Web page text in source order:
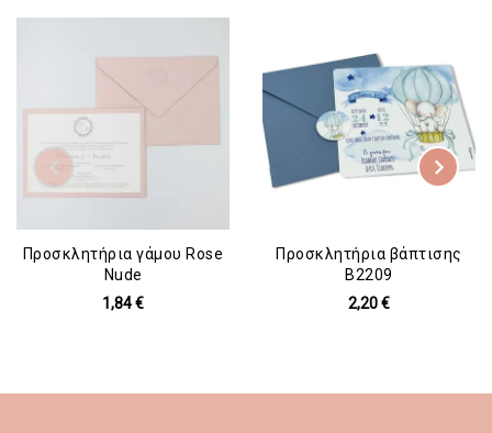
Προσκλητήρια γάμου Rose
Nude
1,84 €
Προσκλητήρια βάπτισης
B2209
2,20 €